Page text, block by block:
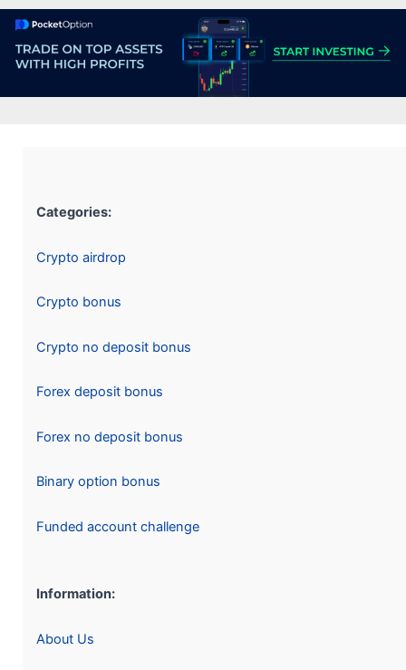
Categories:
Crypto airdrop
Crypto bonus
Crypto no deposit bonus
Forex deposit bonus
Forex no deposit bonus
Binary option bonus
Funded account challenge
Information:
About Us